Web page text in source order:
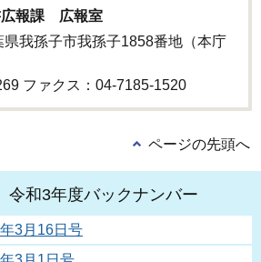
報課 広報室
我孫子市我孫子1858番地（本庁
ファクス：04-7185-1520
ページの先頭へ
令和3年度バックナンバー
3月16日号